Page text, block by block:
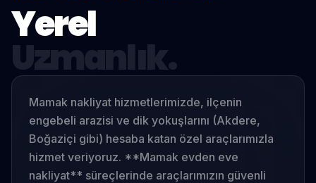
Yerel
Uzmanlık.
Mamak nakliyat hizmetlerimizde, ilçenin
engebeli arazisi ve dik yokuşlarını (Akdere,
Boğaziçi gibi) hesaba katan özel araçlarımızla
hizmet veriyoruz. **Mamak evden eve
nakliyat** süreçlerinde araçlarımızın güvenli